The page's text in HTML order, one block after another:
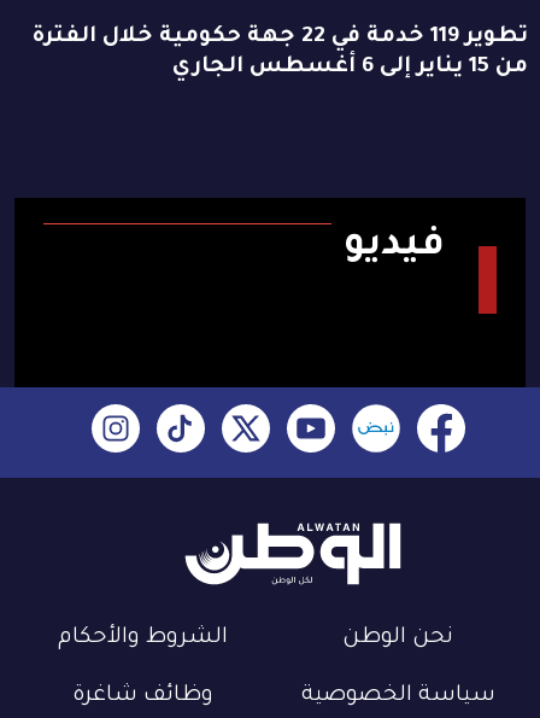
تطوير 119 خدمة في 22 جهة حكومية خلال الفترة
من 15 يناير إلى 6 أغسطس الجاري
فيديو
نحن الوطن الشروط والأحكام
سياسة الخصوصية وظائف شاغرة